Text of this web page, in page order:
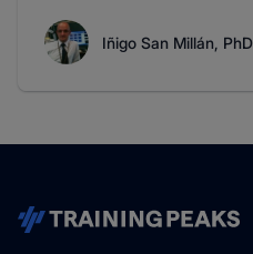
Iñigo San Millán, PhD